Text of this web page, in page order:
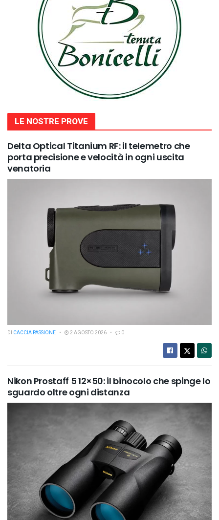
LE NOSTRE PROVE
Delta Optical Titanium RF: il telemetro che
porta precisione e velocità in ogni uscita
venatoria
DI CACCIA PASSIONE 2 AGOSTO 2026 0
Nikon Prostaff 5 12×50: il binocolo che spinge lo
sguardo oltre ogni distanza